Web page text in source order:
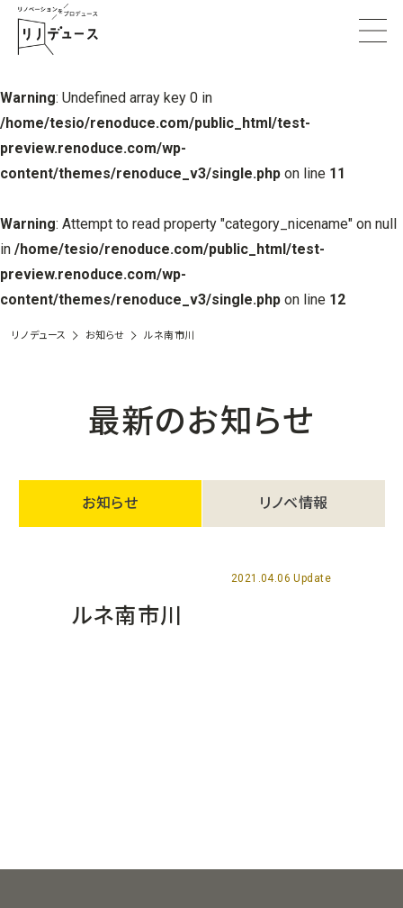
Warning: Undefined array key 0 in
/home/tesio/renoduce.com/public_html/test-
preview.renoduce.com/wp-
content/themes/renoduce_v3/single.php on line 11
Warning: Attempt to read property "category_nicename" on null
in /home/tesio/renoduce.com/public_html/test-
preview.renoduce.com/wp-
content/themes/renoduce_v3/single.php on line 12
リノデュース お知らせ ルネ南市川
最新のお知らせ
お知らせ リノベ情報
2021.04.06 Update
ルネ南市川